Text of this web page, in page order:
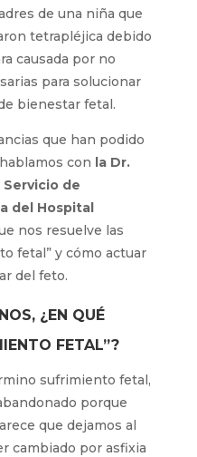
de una niña que
tetrapléjica debido
causada por no
para solucionar
bienestar fetal.
que han podido
con la Dr.
de
del Hospital
nos resuelve las
fetal” y cómo actuar
del feto.
¿EN QUÉ
FETAL”?
sufrimiento fetal,
porque
que dejamos al
cambiado por asfixia